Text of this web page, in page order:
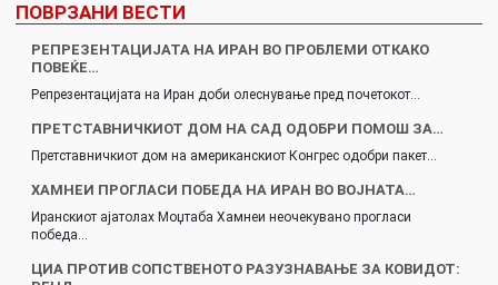
ПОВРЗАНИ ВЕСТИ
РЕПРЕЗЕНТАЦИЈАТА НА ИРАН ВО ПРОБЛЕМИ ОТКАКО
ПОВЕЌЕ…
Репрезентацијата на Иран доби олеснување пред почетокот…
ПРЕТСТАВНИЧКИОТ ДОМ НА САД ОДОБРИ ПОМОШ ЗА…
Претставничкиот дом на американскиот Конгрес одобри пакет…
ХАМНЕИ ПРОГЛАСИ ПОБЕДА НА ИРАН ВО ВОЈНАТА…
Иранскиот ајатолах Моџтаба Хамнеи неочекувано прогласи
победа…
ЦИА ПРОТИВ СОПСТВЕНОТО РАЗУЗНАВАЊЕ ЗА КОВИДОТ: